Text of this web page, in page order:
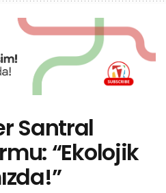
Santral
“Ekolojik